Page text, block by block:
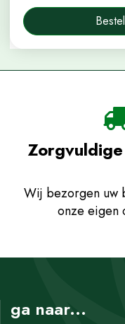
Wij bezorgen uw
onze eigen
ga naar...